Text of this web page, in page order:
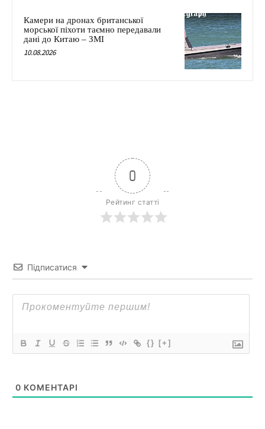
Камери на дронах британської
морської піхоти таємно передавали
дані до Китаю – ЗМІ
10.08.2026
0
Рейтинг статті
Підписатися
{} [+]
0 КОМЕНТАРІ